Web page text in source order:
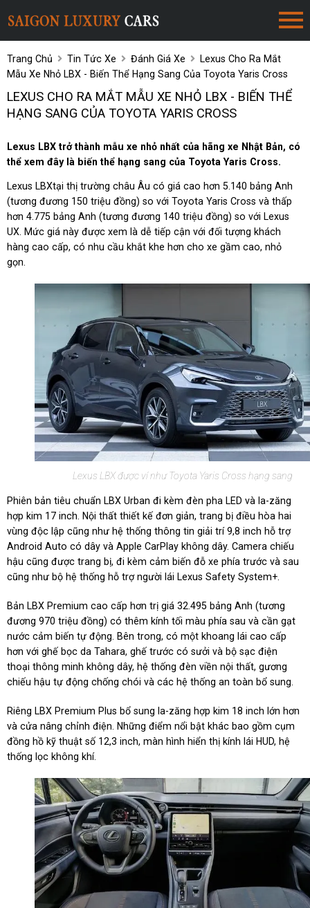
Trang Chủ Tin Tức Xe Đánh Giá Xe
Lexus Cho Ra Mắt
Mẫu Xe Nhỏ LBX - Biến Thể Hạng Sang Của Toyota Yaris Cross
LEXUS CHO RA MẮT MẪU XE NHỎ LBX - BIẾN THỂ
HẠNG SANG CỦA TOYOTA YARIS CROSS
Lexus LBX trở thành mẫu xe nhỏ nhất của hãng xe Nhật Bản, có
thể xem đây là biến thể hạng sang của Toyota Yaris Cross.
Lexus LBXtại thị trường châu Âu có giá cao hơn 5.140 bảng Anh
(tương đương 150 triệu đồng) so với Toyota Yaris Cross và thấp
hơn 4.775 bảng Anh (tương đương 140 triệu đồng) so với Lexus
UX. Mức giá này được xem là dễ tiếp cận với đối tượng khách
hàng cao cấp, có nhu cầu khắt khe hơn cho xe gầm cao, nhỏ
gọn.
Lexus LBX được ví như Toyota Yaris Cross hạng sang
Phiên bản tiêu chuẩn LBX Urban đi kèm đèn pha LED và la-zăng
hợp kim 17 inch. Nội thất thiết kế đơn giản, trang bị điều hòa hai
vùng độc lập cũng như hệ thống thông tin giải trí 9,8 inch hỗ trợ
Android Auto có dây và Apple CarPlay không dây. Camera chiếu
hậu cũng được trang bị, đi kèm cảm biến đỗ xe phía trước và sau
cũng như bộ hệ thống hỗ trợ người lái Lexus Safety System+.
Bản LBX Premium cao cấp hơn trị giá 32.495 bảng Anh (tương
đương 970 triệu đồng) có thêm kính tối màu phía sau và cần gạt
nước cảm biến tự động. Bên trong, có một khoang lái cao cấp
hơn với ghế bọc da Tahara, ghế trước có sưởi và bộ sạc điện
thoại thông minh không dây, hệ thống đèn viền nội thất, gương
chiếu hậu tự động chống chói và các hệ thống an toàn bổ sung.
Riêng LBX Premium Plus bổ sung la-zăng hợp kim 18 inch lớn hơn
và cửa nâng chỉnh điện. Những điểm nổi bật khác bao gồm cụm
đồng hồ kỹ thuật số 12,3 inch, màn hình hiển thị kính lái HUD, hệ
thống lọc không khí.